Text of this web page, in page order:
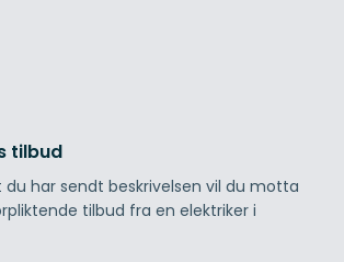
tilbud
har sendt beskrivelsen vil du motta
tilbud fra en elektriker i